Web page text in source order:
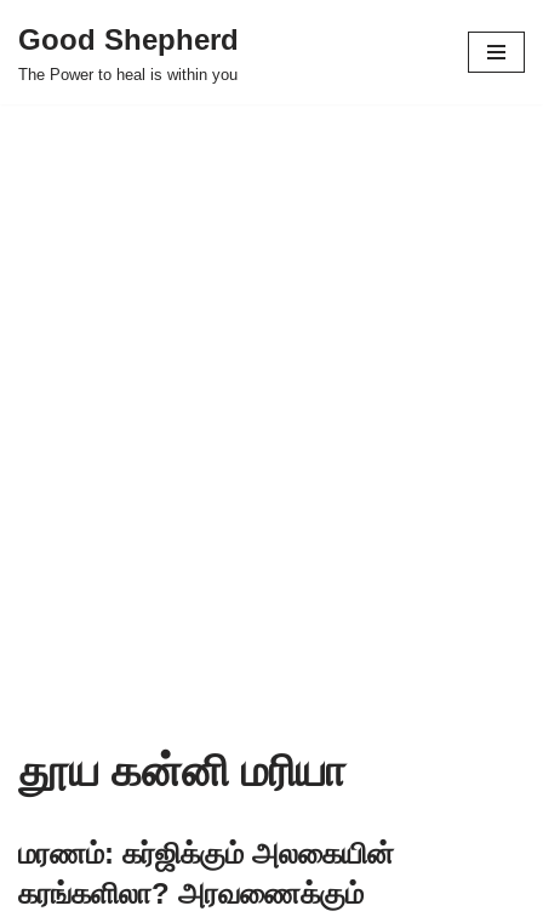
Skip
Good Shepherd
The Power to heal is within you
தூய கன்னி மரியா
மரணம்: கர்ஜிக்கும் அலகையின்
கரங்களிலா? அரவணைக்கும்